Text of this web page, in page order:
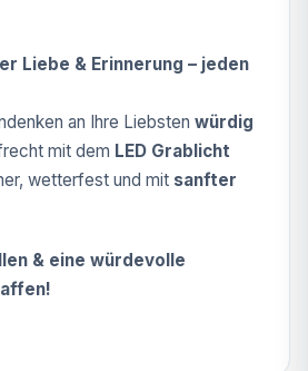
Liebe & Erinnerung – jeden
an Ihre Liebsten würdig
mit dem LED Grablicht
wetterfest und mit sanfter
& eine würdevolle